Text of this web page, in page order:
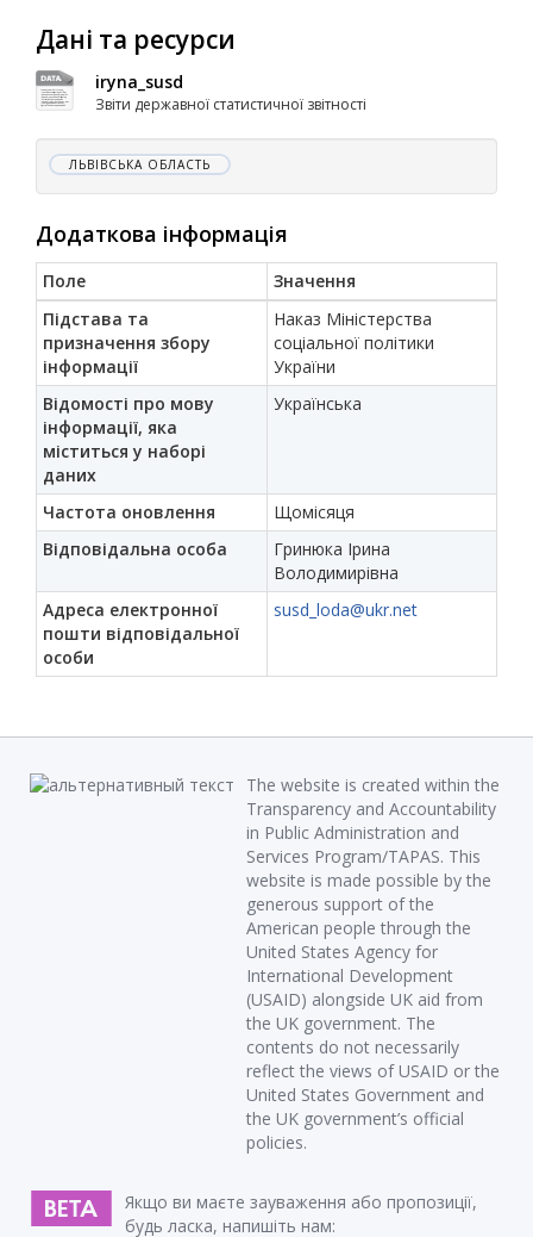
Дані та ресурси
iryna_susd
Звіти державної статистичної звітності
ЛЬВІВСЬКА ОБЛАСТЬ
Додаткова інформація
Поле
Значення
Підстава та
призначення збору
інформації
Наказ Міністерства
соціальної політики
України
Відомості про мову
інформації, яка
міститься у наборі
даних
Українська
Частота оновлення
Щомісяця
Відповідальна особа
Гринюка Ірина
Володимирівна
Адреса електронної
пошти відповідальної
особи
susd_loda@ukr.net
The website is created within the
Transparency and Accountability
in Public Administration and
Services Program/TAPAS. This
website is made possible by the
generous support of the
American people through the
United States Agency for
International Development
(USAID) alongside UK aid from
the UK government. The
contents do not necessarily
reflect the views of USAID or the
United States Government and
the UK government’s official
policies.
Якщо ви маєте зауваження або пропозиції,
будь ласка, напишіть нам: